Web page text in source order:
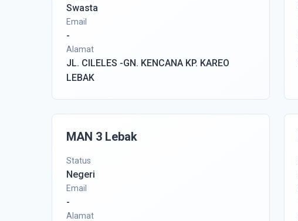
Swasta
Email
-
Alamat
JL. CILELES -GN. KENCANA KP. KAREO
LEBAK
MAN 3 Lebak
Status
Negeri
Email
-
Alamat